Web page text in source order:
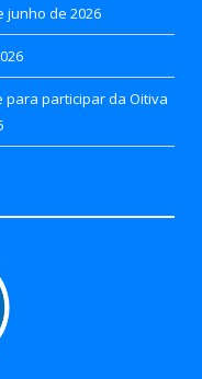
junho de 2026
participar da Oitiva